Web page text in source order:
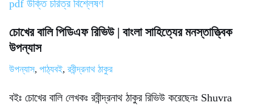
চোখের বালি পিডিএফ রিভিউ | বাংলা সাহিত্যের মনস্তাত্ত্বিক
উপন্যাস
উপন্যাস, পাঠ্যবই, রবীন্দ্রনাথ ঠাকুর
বইঃ চোখের বালি লেখকঃ রবীন্দ্রনাথ ঠাকুর রিভিউ করেছেনঃ Shuvra